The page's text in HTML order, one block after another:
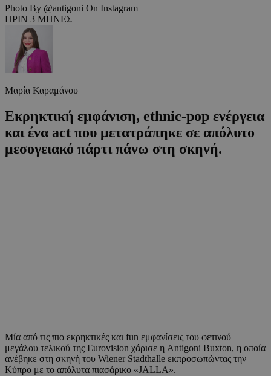
Photo By @antigoni On Instagram
ΠΡΙΝ 3 ΜΗΝΕΣ
Μαρία Καραμάνου
Εκρηκτική εμφάνιση, ethnic-pop ενέργεια
και ένα act που μετατράπηκε σε απόλυτο
μεσογειακό πάρτι πάνω στη σκηνή.
Μία από τις πιο εκρηκτικές και fun εμφανίσεις του φετινού
μεγάλου τελικού της Eurovision χάρισε η Antigoni Buxton, η οποία
ανέβηκε στη σκηνή του Wiener Stadthalle εκπροσωπώντας την
Κύπρο με το απόλυτα πιασάρικο «JALLA».